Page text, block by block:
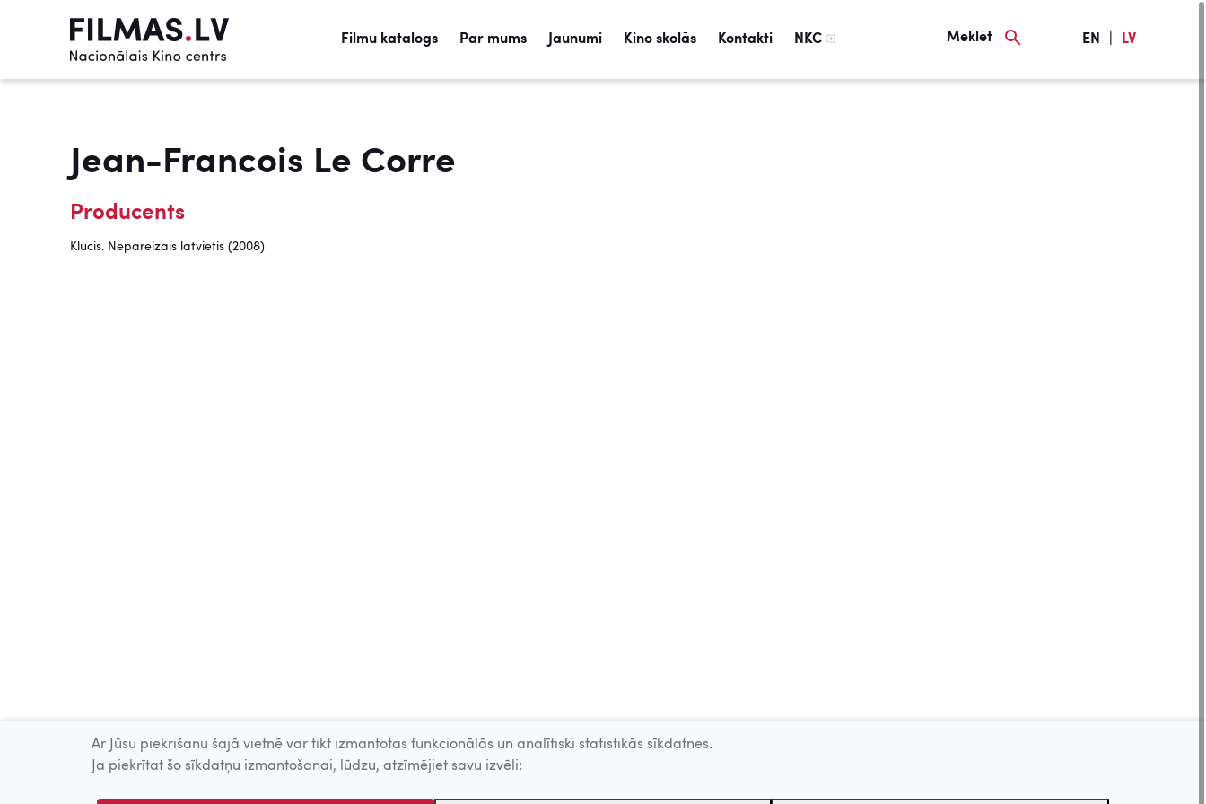
Filmu katalogs Par mums Jaunumi Kino skolās Kontakti NKC Meklēt EN LV
Jean-Francois Le Corre
Producents
Klucis. Nepareizais latvietis (2008)
Ar Jūsu piekrišanu šajā vietnē var tikt izmantotas funkcionālās un analītiski statistikās sīkdatnes.
Ja piekrītat šo sīkdatņu izmantošanai, lūdzu, atzīmējiet savu izvēli: